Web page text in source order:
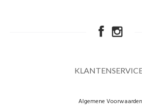
Algemene Voorwaarden